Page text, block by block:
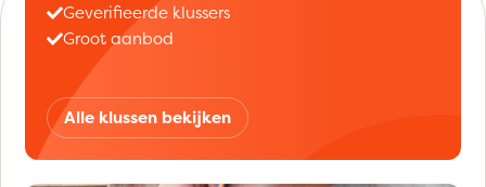
Geverifieerde klussers
Groot aanbod
Alle klussen bekijken